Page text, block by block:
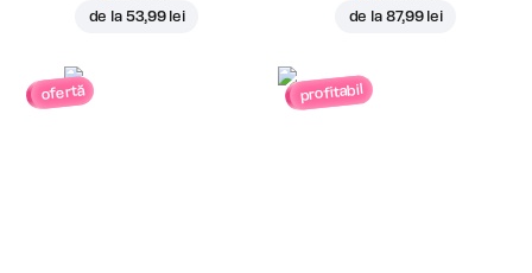
de la 53,99 lei de la 87,99 lei
ofertă profitabil